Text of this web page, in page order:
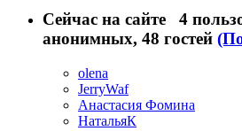
Сейчас на сайте 4
анонимных, 48 гостей
olena
JerryWaf
Анастасия Фомина
НатальяК